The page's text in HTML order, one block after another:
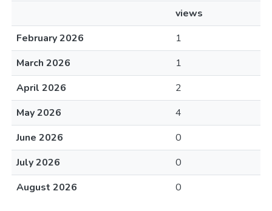
views
February 2026
1
March 2026
1
April 2026
2
May 2026
4
June 2026
0
July 2026
0
August 2026
0